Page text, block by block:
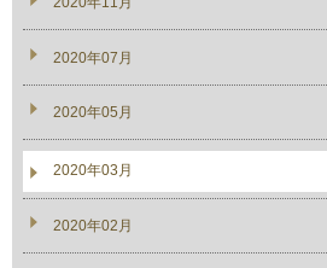
2020年07月
2020年05月
2020年03月
2020年02月